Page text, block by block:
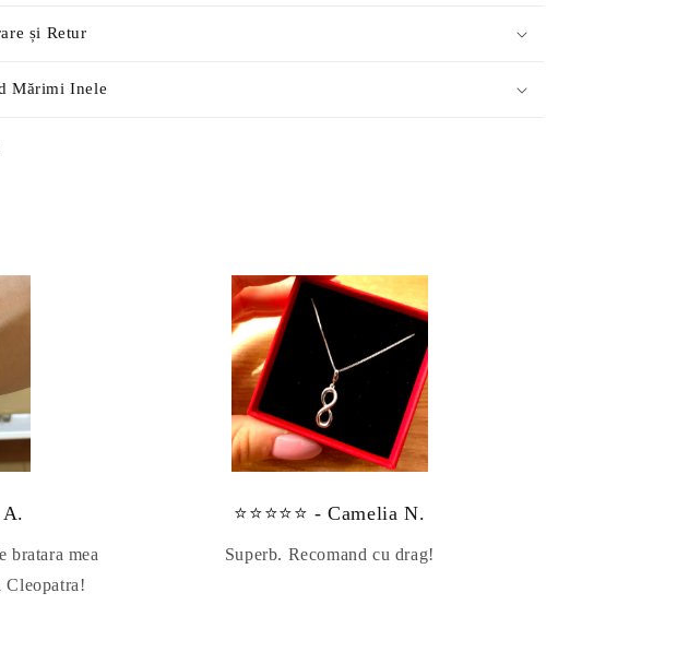
și Retur
Mărimi Inele
A.
bratara mea
Cleopatra!
⭐⭐⭐⭐⭐ - Camelia N.
Superb. Recomand cu drag!